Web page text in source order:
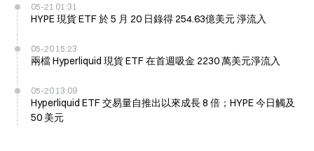
05-21 01:31
HYPE 現貨 ETF 於 5 月 20 日錄得 254.63億美元 淨流入
05-20 15:23
兩檔 Hyperliquid 現貨 ETF 在首週吸金 2230 萬美元淨流入
05-20 13:09
Hyperliquid ETF 交易量自推出以來成長 8 倍；HYPE 今日觸及
50 美元